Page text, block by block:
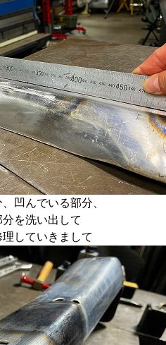
凹んでいる部分、
を洗い出して
していきまして